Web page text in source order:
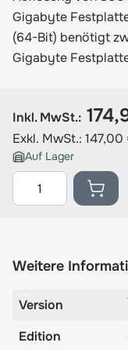
Gigabyte
(64-Bit) benötigt
Gigabyte
Inkl. MwSt.:
Exkl. MwSt.: 147,00
Auf Lager
Menge
Weitere
Version
Edition